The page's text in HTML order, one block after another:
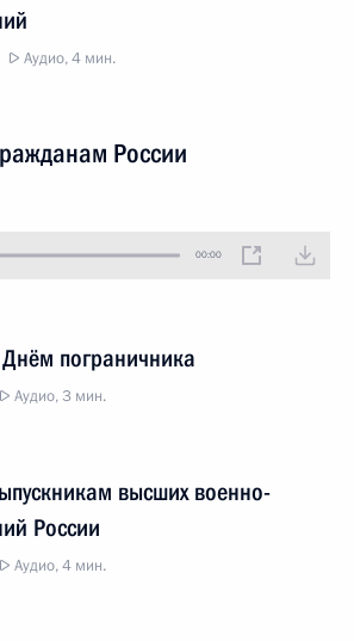
Аудио, 4 мин.
России
00:00
пограничника
Аудио, 3 мин.
высших военно-
России
Аудио, 4 мин.